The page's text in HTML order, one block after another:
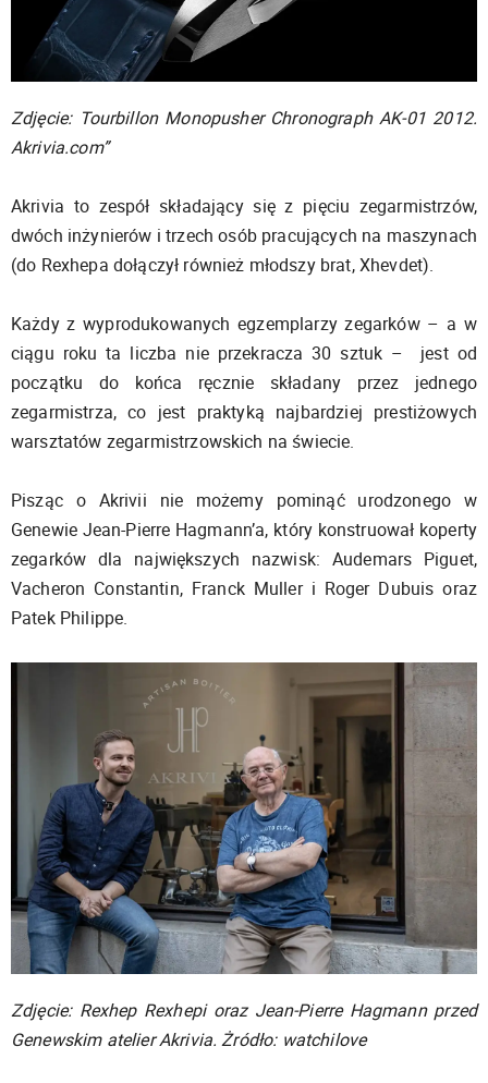
Zdjęcie: Tourbillon Monopusher Chronograph AK-01 2012.
Akrivia.com”
Akrivia to zespół składający się z pięciu zegarmistrzów,
dwóch inżynierów i trzech osób pracujących na maszynach
(do Rexhepa dołączył również młodszy brat, Xhevdet).
Każdy z wyprodukowanych egzemplarzy zegarków – a w
ciągu roku ta liczba nie przekracza 30 sztuk – jest od
początku do końca ręcznie składany przez jednego
zegarmistrza, co jest praktyką najbardziej prestiżowych
warsztatów zegarmistrzowskich na świecie.
Pisząc o Akrivii nie możemy pominąć urodzonego w
Genewie Jean-Pierre Hagmann’a, który konstruował koperty
zegarków dla największych nazwisk: Audemars Piguet,
Vacheron Constantin, Franck Muller i Roger Dubuis oraz
Patek Philippe.
Zdjęcie: Rexhep Rexhepi oraz Jean-Pierre Hagmann przed
Genewskim atelier Akrivia. Żródło: watchilove